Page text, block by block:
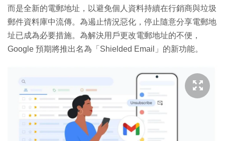
而是全新的電郵地址，以避免個人資料持續在行銷商與垃圾
郵件資料庫中流傳。為遏止情況惡化，停止隨意分享電郵地
址已成為必要措施。為解決用戶更改電郵地址的不便，
Google 預期將推出名為「Shielded Email」的新功能。